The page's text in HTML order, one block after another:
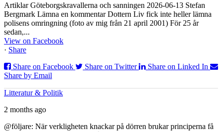
Artiklar Göteborgskravallerna och sanningen 2026-06-13 Stefan
Bergmark Lämna en kommentar Dottern Liv fick inte heller lämna
polisens omringning (foto av mig från 21 april 2001) För 25 år
sedan,...
View on Facebook
· Share
Share on Facebook
Share on Twitter
Share on Linked In
Share by Email
Litteratur & Politik
2 months ago
@följare: När verkligheten knackar på dörren brukar principerna få